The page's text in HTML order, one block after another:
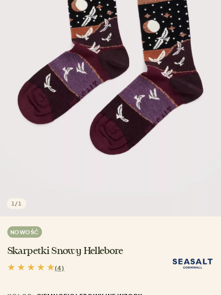
1 / 1
NOWOŚĆ
Skarpetki Snowy Hellebore
(4)